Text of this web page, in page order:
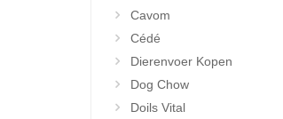
Cavom
Cédé
Dierenvoer Kopen
Dog Chow
Doils Vital